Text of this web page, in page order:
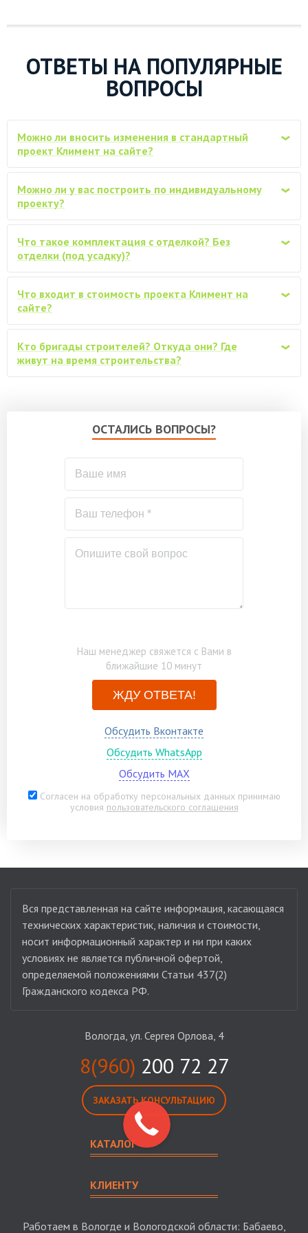
«Монтерей» (0,5мм, с капельниками,
уплотнителем, ..)
от 82000
Водосточная система ПВХ для крыши,
Снегозадержатели трубчатые, комплект
(по 3м)
Замена материала естественной
влажности на материал камерной сушки
от 54400
огнебиозащитным антисептиком
от 52600
(аналоги), в один слой
Дополнительная отделка стен снаружи,
ОТВЕТЫ НА ПОПУЛЯРНЫЕ
ВОПРОСЫ
‹
Можно ли вносить изменения в стандартный
проект Климент на сайте?
‹
Можно ли у вас построить по индивидуальному
проекту?
‹
Что такое комплектация с отделкой? Без
отделки (под усадку)?
‹
Что входит в стоимость проекта Климент на
сайте?
‹
Кто бригады строителей? Откуда они? Где
живут на время строительства?
ОСТАЛИСЬ ВОПРОСЫ?
Наш менеджер свяжется с Вами в
ближайшие 10 минут
ЖДУ ОТВЕТА!
Обсудить Вконтакте
Обсудить WhatsApp
Обсудить MAX
Согласен на обработку персональных данных принимаю
условия пользовательского соглашения
Вся представленная на сайте информация, касающаяся
технических характеристик, наличия и стоимости,
носит информационный характер и ни при каких
условиях не является публичной офертой,
определяемой положениями Статьи 437(2)
Гражданского кодекса РФ.
Вологда, ул. Сергея Орлова, 4
8(960) 200 72 27
ЗАКАЗАТЬ КОНСУЛЬТАЦИЮ
КАТАЛОГ
КЛИЕНТУ
Работаем в Вологде и Вологодской области: Бабаево,